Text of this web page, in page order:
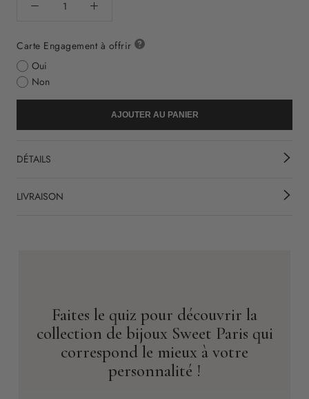
Carte Engagement à offrir
Oui
Non
AJOUTER AU PANIER
DÉTAILS
LIVRAISON
Faites le quiz pour découvrir la
collection de bijoux Sweet Paris qui
correspond le mieux à votre
personnalité !